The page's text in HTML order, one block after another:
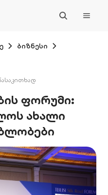
ბიზნესი
ფორუმი:
ახალი